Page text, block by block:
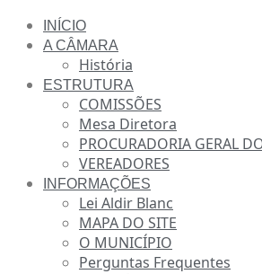
INÍCIO
A CÂMARA
História
ESTRUTURA
COMISSÕES
Mesa Diretora
PROCURADORIA GERAL
VEREADORES
INFORMAÇÕES
Lei Aldir Blanc
MAPA DO SITE
O MUNICÍPIO
Perguntas Frequentes